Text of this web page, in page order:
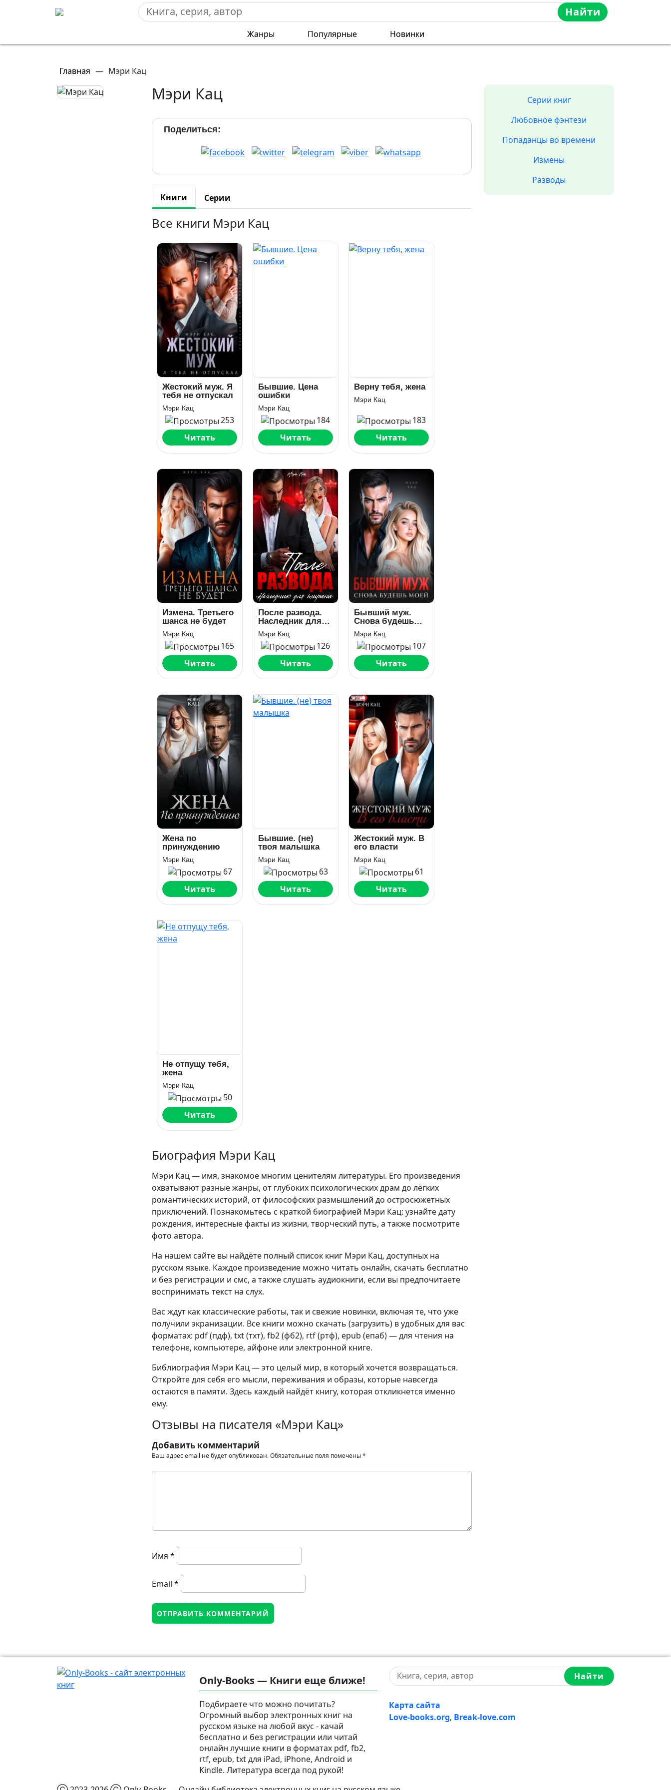
Найти
Жанры Популярные Новинки
Главная — Мэри Кац
Мэри Кац
Поделиться:
Книги Серии
Все книги Мэри Кац
Жестокий муж. Я
тебя не отпускал
Мэри Кац
253
Читать
Бывшие. Цена
ошибки
Мэри Кац
184
Читать
Верну тебя, жена
Мэри Кац
183
Читать
Измена. Третьего
шанса не будет
Мэри Кац
165
Читать
После развода.
Наследник для
тирана
Мэри Кац
126
Читать
Бывший муж.
Снова будешь
моей
Мэри Кац
107
Читать
Жена по
принуждению
Мэри Кац
67
Читать
Бывшие. (не)
твоя малышка
Мэри Кац
63
Читать
Жестокий муж. В
его власти
Мэри Кац
61
Читать
Не отпущу тебя,
жена
Мэри Кац
50
Читать
Биография Мэри Кац
Мэри Кац — имя, знакомое многим ценителям литературы. Его произведения
охватывают разные жанры, от глубоких психологических драм до лёгких
романтических историй, от философских размышлений до остросюжетных
приключений. Познакомьтесь с краткой биографией Мэри Кац: узнайте дату
рождения, интересные факты из жизни, творческий путь, а также посмотрите
фото автора.
На нашем сайте вы найдёте полный список книг Мэри Кац, доступных на
русском языке. Каждое произведение можно читать онлайн, скачать бесплатно
и без регистрации и смс, а также слушать аудиокниги, если вы предпочитаете
воспринимать текст на слух.
Вас ждут как классические работы, так и свежие новинки, включая те, что уже
получили экранизации. Все книги можно скачать (загрузить) в удобных для вас
форматах: pdf (пдф), txt (тхт), fb2 (фб2), rtf (ртф), epub (епаб) — для чтения на
телефоне, компьютере, айфоне или электронной книге.
Библиография Мэри Кац — это целый мир, в который хочется возвращаться.
Откройте для себя его мысли, переживания и образы, которые навсегда
остаются в памяти. Здесь каждый найдёт книгу, которая откликнется именно
ему.
Отзывы на писателя «Мэри Кац»
Добавить комментарий
Ваш адрес email не будет опубликован.Обязательные поля помечены*
Имя *
Email *
Серии книг
Любовное фэнтези
Попаданцы во времени
Измены
Разводы
Only-Books — Книги еще ближе!
Подбираете что можно почитать?
Огромный выбор электронных книг на
русском языке на любой вкус - качай
бесплатно и без регистрации или читай
онлайн лучшие книги в форматах pdf, fb2,
rtf, epub, txt для iPad, iPhone, Android и
Kindle. Литература всегда под рукой!
Найти
Карта сайта
Love-books.org, Break-love.com